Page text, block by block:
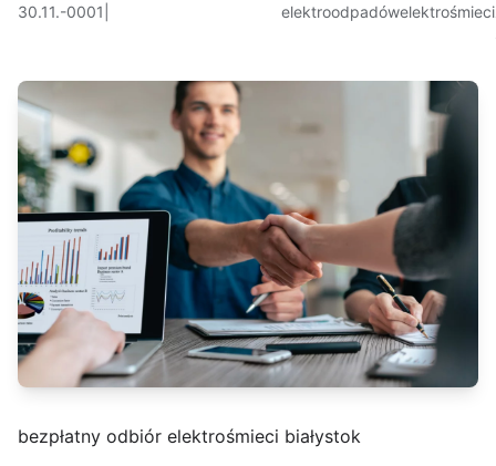
30.11.-0001
elektroodpadówelektrośmieci
bezpłatny odbiór elektrośmieci białystok